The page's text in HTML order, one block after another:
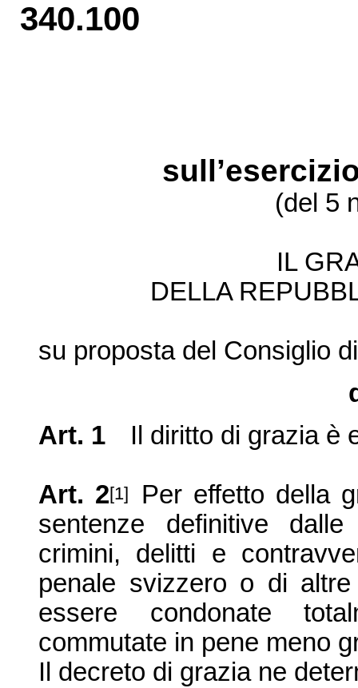
340.100
(del 5
IL
DELLA
su proposta del Consiglio
Art. 1
Il diritto di grazia è
Art. 2[1]
Per effetto della
sentenze definitive
crimini, delitti e
penale svizzero o di
essere condonate
commutate in pene meno
Il decreto di grazia ne